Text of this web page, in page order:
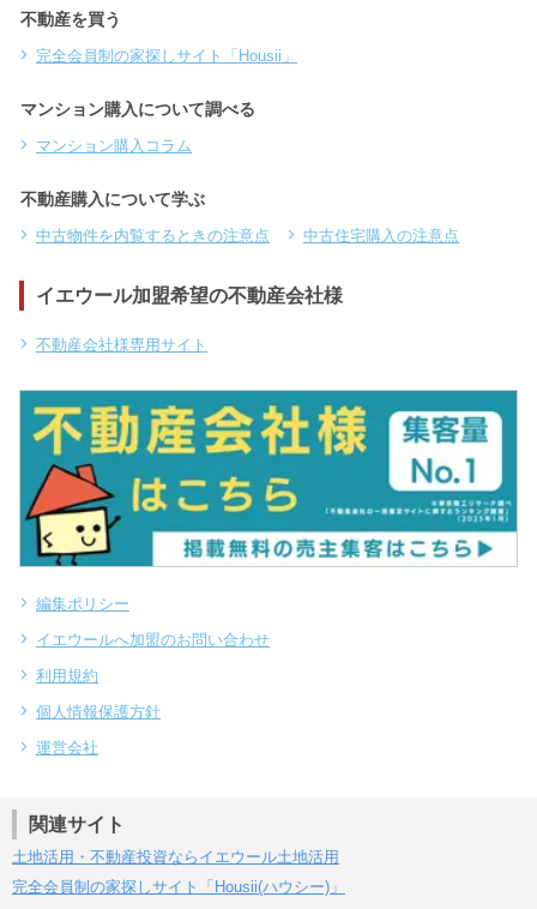
不動産を買う
完全会員制の家探しサイト「Housii」
マンション購入について調べる
マンション購入コラム
不動産購入について学ぶ
中古物件を内覧するときの注意点 中古住宅購入の注意点
イエウール加盟希望の不動産会社様
不動産会社様専用サイト
編集ポリシー
イエウールへ加盟のお問い合わせ
利用規約
個人情報保護方針
運営会社
関連サイト
土地活用・不動産投資ならイエウール土地活用
完全会員制の家探しサイト「Housii(ハウシー)」